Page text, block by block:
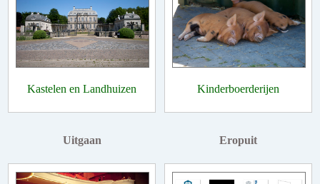
Kastelen en Landhuizen Kinderboerderijen
Uitgaan Eropuit